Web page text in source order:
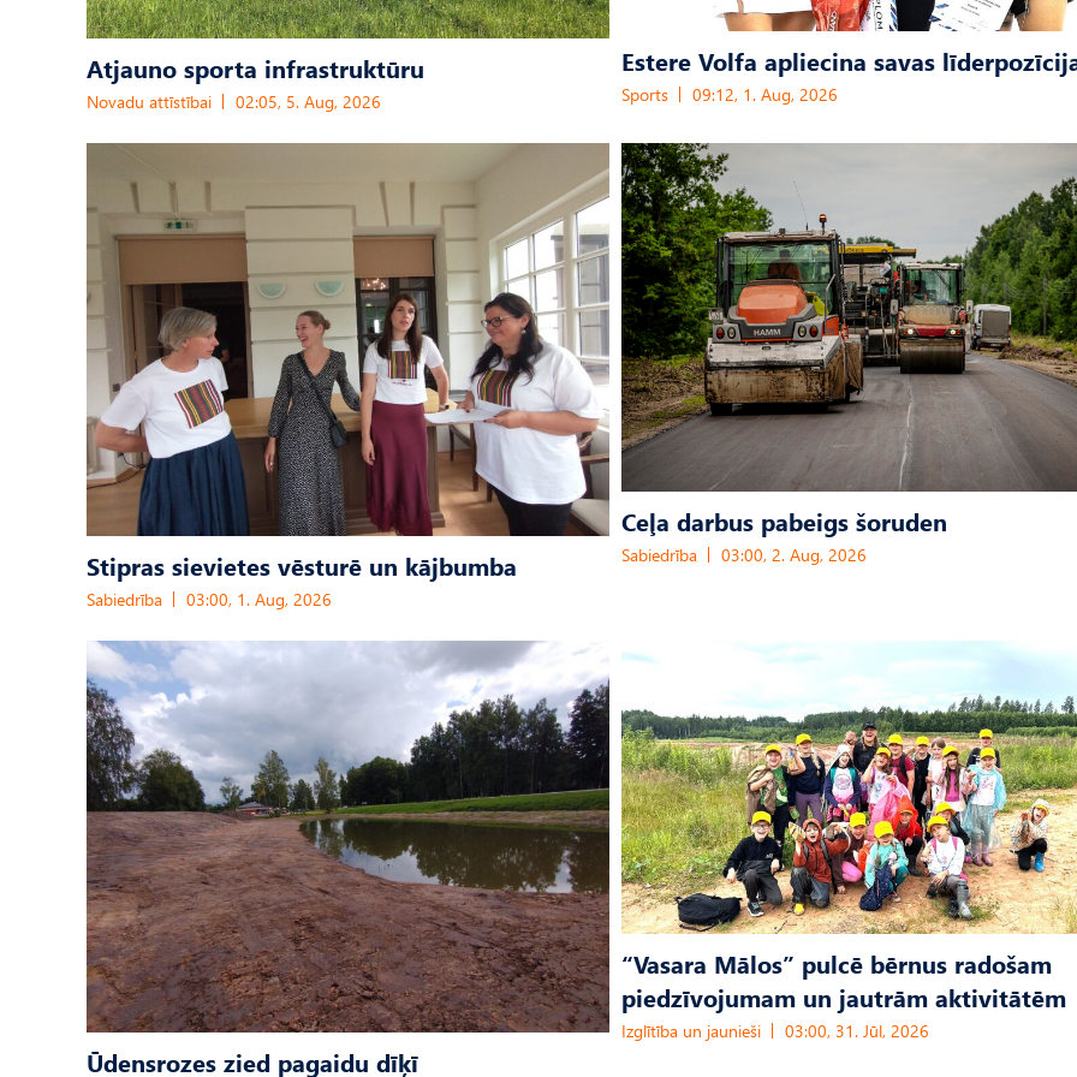
Atjauno sporta infrastruktūru
Novadu attīstībai 02:05, 5. Aug, 2026
Estere Volfa apliecina savas
Sports 09:12, 1. Aug, 2026
Stipras sievietes vēsturē un kājbumba
Sabiedrība 03:00, 1. Aug, 2026
Ceļa darbus pabeigs šoruden
Sabiedrība 03:00, 2. Aug, 2026
Ūdensrozes zied pagaidu dīķī
“Vasara Mālos” pulcē bērnus radošam
piedzīvojumam un jautrām aktivitātēm
Izglītība un jaunieši 03:00, 31. Jūl, 2026